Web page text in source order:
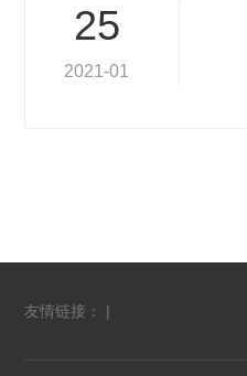
25
2021-01
友情链接： |